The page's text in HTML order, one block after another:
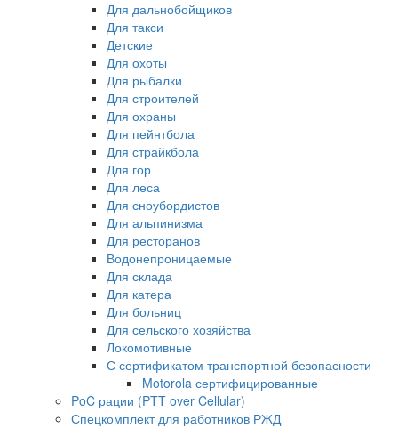
Для дальнобойщиков
Для такси
Детские
Для охоты
Для рыбалки
Для строителей
Для охраны
Для пейнтбола
Для страйкбола
Для гор
Для леса
Для сноубордистов
Для альпинизма
Для ресторанов
Водонепроницаемые
Для склада
Для катера
Для больниц
Для сельского хозяйства
Локомотивные
С сертификатом транспортной безопасности
Motorola сертифицированные
PoC рации (PTT over Cellular)
Спецкомплект для работников РЖД